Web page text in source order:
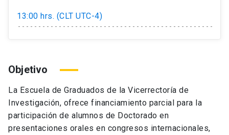
13:00 hrs. (CLT UTC-4)
Objetivo
La Escuela de Graduados de la Vicerrectoría de
Investigación, ofrece financiamiento parcial para la
participación de alumnos de Doctorado en
presentaciones orales en congresos internacionales,